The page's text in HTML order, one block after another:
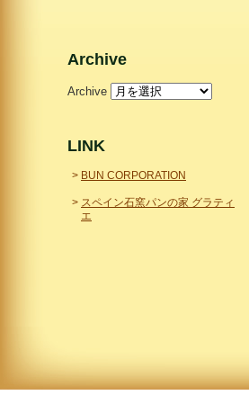
Archive
Archive
LINK
BUN CORPORATION
スペイン石窯パンの家 グラティ
エ